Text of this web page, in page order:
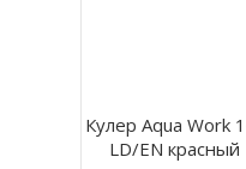
Кулер Aqua Work
LD/EN красный